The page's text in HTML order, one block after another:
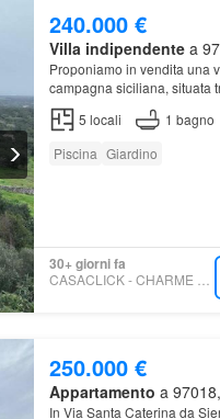
240.000 €
Villa indipendentea
Proponiamo in vendita una
campagna siciliana, situata
troviamo inoltre una
5 locali 1 bagno
Piscina Giardino
30+ giorni fa
250.000 €
Appartamento a
In Via Santa Caterina da